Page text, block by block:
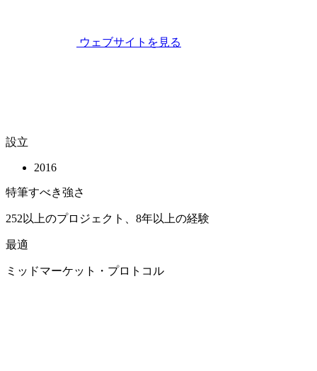
ウェブサイトを見る
設立
2016
特筆すべき強さ
252以上のプロジェクト、8年以上の経験
最適
ミッドマーケット・プロトコル